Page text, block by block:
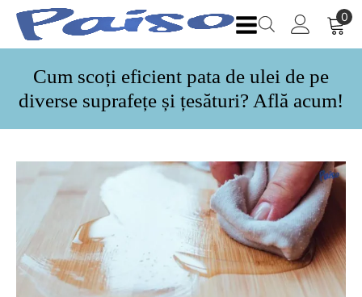
Cum scoți eficient pata de ulei de pe
diverse suprafețe și țesături? Află acum!